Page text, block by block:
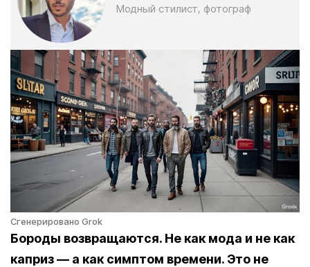
Модный cтилист, фотограф
Сгенерировано Grok
Бороды возвращаются. Не как мода и не как
каприз — а как симптом времени. Это не